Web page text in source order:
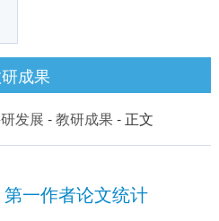
成果
发展 -教研成果- 正文
一作者论文统计